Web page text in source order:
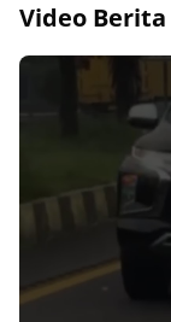
Video Berita